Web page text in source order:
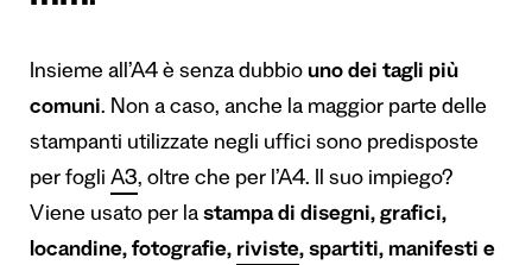
Insieme all’A4 è senza dubbio uno dei tagli più
comuni. Non a caso, anche la maggior parte delle
stampanti utilizzate negli uffici sono predisposte
per fogli A3, oltre che per l’A4. Il suo impiego?
Viene usato per la stampa di disegni, grafici,
locandine, fotografie, riviste, spartiti, manifesti e